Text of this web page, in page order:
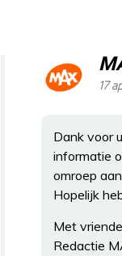
17
Dank voor
informatie
omroep
Hopelijk
Met
Redactie